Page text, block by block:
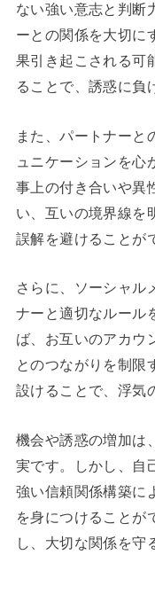
ない強い意志と判断
ーとの関係を大切に
果引き起こされる可
ることで、誘惑に負
また、パートナーと
ュニケーションを心
事上の付き合いや異
い、互いの境界線を
誤解を避けることが
さらに、ソーシャル
ナーと適切なルール
ば、お互いのアカウ
とのつながりを制限
設けることで、浮気
機会や誘惑の増加は
実です。しかし、自
強い信頼関係構築に
を身につけることが
し、大切な関係を守